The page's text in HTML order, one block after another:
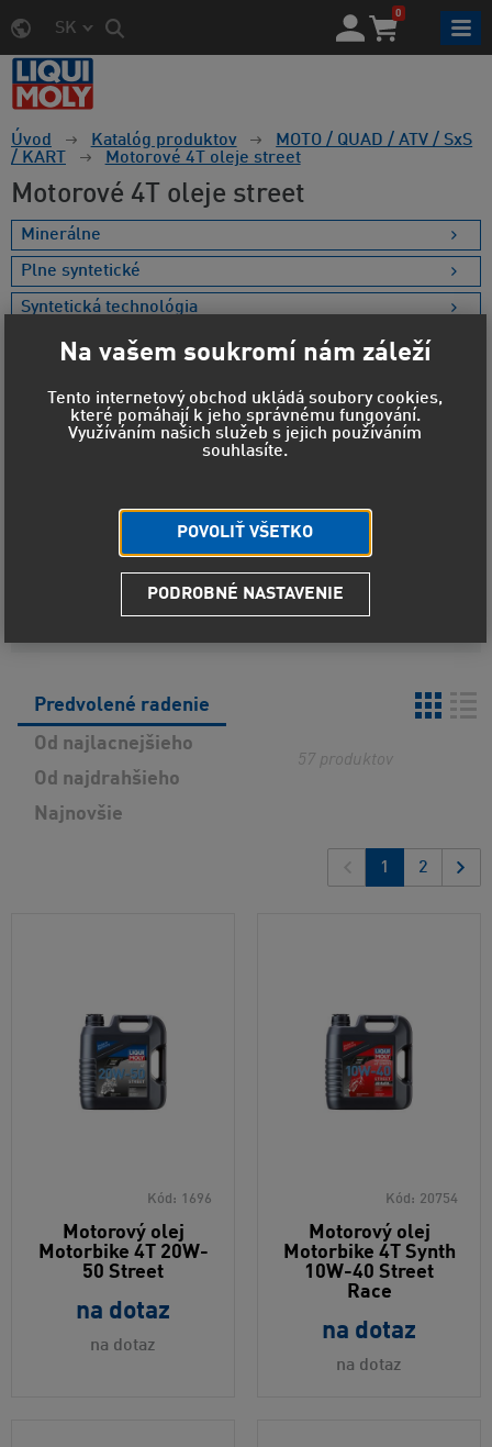
SK
0
Úvod Katalóg produktov
MOTO / QUAD / ATV / SxS
/ KART
Motorové 4T oleje street
Motorové 4T oleje street
Minerálne
Plne syntetické
Syntetická technológia
Cena a štítky
Predvolené radenie
Od najlacnejšieho
Od najdrahšieho
Najnovšie
57 produktov
1 2
Kód: 1696
Motorový olej
Motorbike 4T 20W-
50 Street
na dotaz
na dotaz
Kód: 20754
Motorový olej
Motorbike 4T Synth
10W-40 Street
Race
na dotaz
na dotaz
Na vašem soukromí nám záleží
Tento internetový obchod ukládá soubory cookies,
které pomáhají k jeho správnému fungování.
Využíváním našich služeb s jejich používáním
souhlasíte.
POVOLIŤ VŠETKO
PODROBNÉ NASTAVENIE